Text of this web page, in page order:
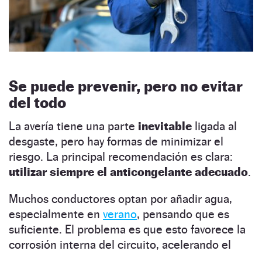
Se puede prevenir, pero no evitar
del todo
La avería tiene una parte inevitable ligada al
desgaste, pero hay formas de minimizar el
riesgo. La principal recomendación es clara:
utilizar siempre el anticongelante adecuado.
Muchos conductores optan por añadir agua,
especialmente en verano, pensando que es
suficiente. El problema es que esto favorece la
corrosión interna del circuito, acelerando el